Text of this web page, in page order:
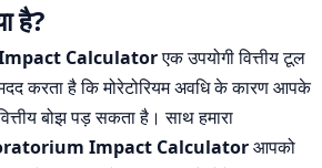
है?
Calculatorएक उपयोगी वित्तीय टूल
करता है कि मोरेटोरियम अवधि के कारण आपके
बोझ पड़ सकता है। साथ हमारा
Impact Calculatorआपको